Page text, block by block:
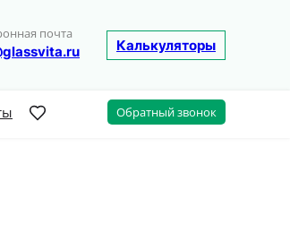
почта
Калькуляторы
Обратный звонок